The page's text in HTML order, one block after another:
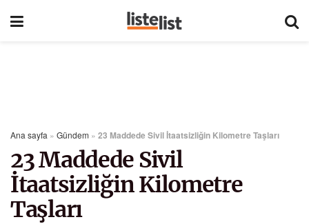
Ana sayfa » Gündem » 23 Maddede Sivil İtaatsizliğin Kilometre Taşları
23 Maddede Sivil
İtaatsizliğin Kilometre
Taşları